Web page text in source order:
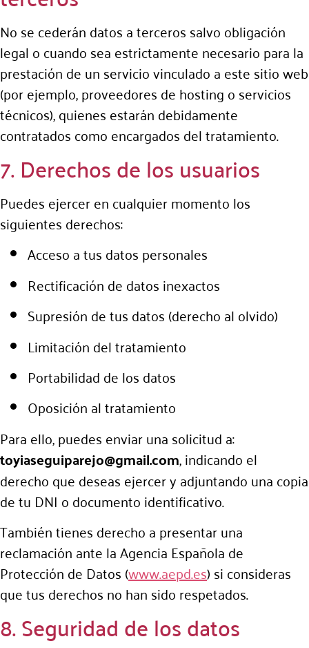
No se cederán datos a terceros salvo obligación
legal o cuando sea estrictamente necesario para la
prestación de un servicio vinculado a este sitio web
(por ejemplo, proveedores de hosting o servicios
técnicos), quienes estarán debidamente
contratados como encargados del tratamiento.
7. Derechos de los usuarios
Puedes ejercer en cualquier momento los
siguientes derechos:
Acceso a tus datos personales
Rectificación de datos inexactos
Supresión de tus datos (derecho al olvido)
Limitación del tratamiento
Portabilidad de los datos
Oposición al tratamiento
Para ello, puedes enviar una solicitud a:
toyiaseguiparejo@gmail.com, indicando el
derecho que deseas ejercer y adjuntando una copia
de tu DNI o documento identificativo.
También tienes derecho a presentar una
reclamación ante la Agencia Española de
Protección de Datos (www.aepd.es) si consideras
que tus derechos no han sido respetados.
8. Seguridad de los datos